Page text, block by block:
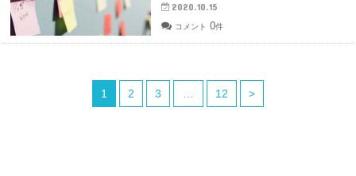
2020.10.15
コメント 0件
1 2 3 12 >